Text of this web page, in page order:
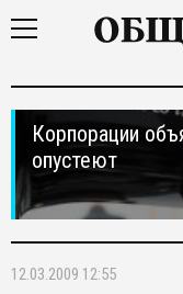
Корпорации
опустеют
12.03.2009 12:55